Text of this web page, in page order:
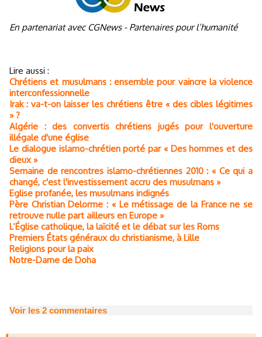
En partenariat avec CGNews - Partenaires pour l’humanité
Lire aussi :
Chrétiens et musulmans : ensemble pour vaincre la violence
interconfessionnelle
Irak : va-t-on laisser les chrétiens être « des cibles légitimes
» ?
Algérie : des convertis chrétiens jugés pour l'ouverture
illégale d'une église
Le dialogue islamo-chrétien porté par « Des hommes et des
dieux »
Semaine de rencontres islamo-chrétiennes 2010 : « Ce qui a
changé, c'est l'investissement accru des musulmans »
Eglise profanée, les musulmans indignés
Père Christian Delorme : « Le métissage de la France ne se
retrouve nulle part ailleurs en Europe »
L’Église catholique, la laïcité et le débat sur les Roms
Premiers États généraux du christianisme, à Lille
Religions pour la paix
Notre-Dame de Doha
Voir les 2 commentaires